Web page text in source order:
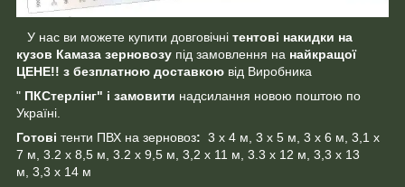
У нас ви можете купити довговічні тентові накидки на
кузов Камаза зерновозу під замовлення на найкращої
ЦЕНЕ!! з безплатною доставкою від Виробника
" ПКСтерлінг" і замовити надсилання новою поштою по
Україні.
Готові тенти ПВХ на зерновоз: 3 х 4 м, 3 х 5 м, 3 х 6 м, 3,1 х
7 м, 3.2 х 8,5 м, 3.2 х 9,5 м, 3,2 х 11 м, 3.3 х 12 м, 3,3 х 13
м, 3,3 х 14 м